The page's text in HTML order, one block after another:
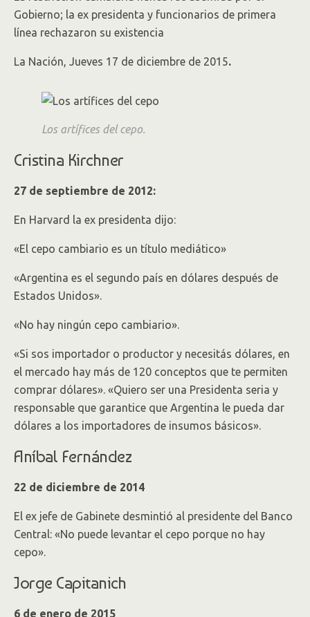
Gobierno; la ex presidenta y funcionarios de primera
línea rechazaron su existencia
La Nación, Jueves 17 de diciembre de 2015.
Los artífices del cepo.
Cristina Kirchner
27 de septiembre de 2012:
En Harvard la ex presidenta dijo:
«El cepo cambiario es un título mediático»
«Argentina es el segundo país en dólares después de
Estados Unidos».
«No hay ningún cepo cambiario».
«Si sos importador o productor y necesitás dólares, en
el mercado hay más de 120 conceptos que te permiten
comprar dólares». «Quiero ser una Presidenta seria y
responsable que garantice que Argentina le pueda dar
dólares a los importadores de insumos básicos».
Aníbal Fernández
22 de diciembre de 2014
El ex jefe de Gabinete desmintió al presidente del Banco
Central: «No puede levantar el cepo porque no hay
cepo».
Jorge Capitanich
6 de enero de 2015